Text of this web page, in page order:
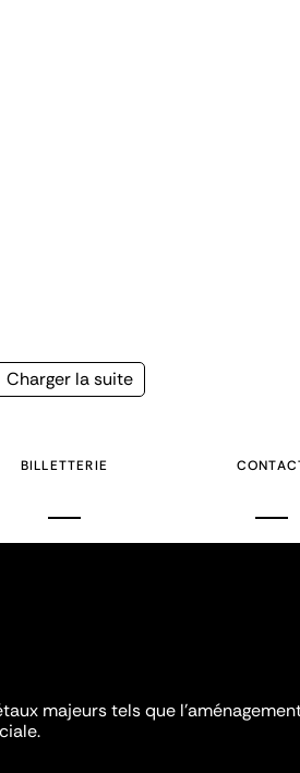
Page
Charger la suite
BILLETTERIE
majeurs tels que